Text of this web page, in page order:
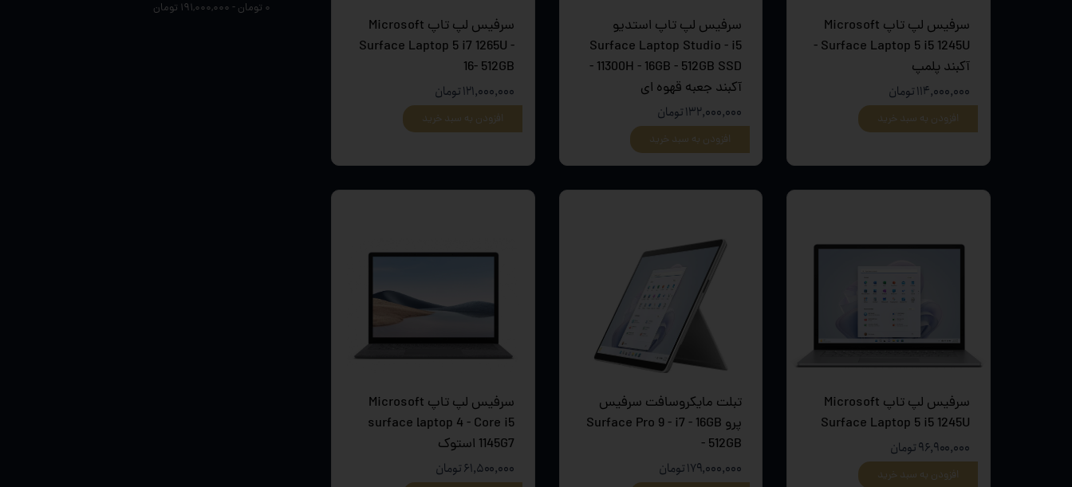
سرفیس لپ تاپ Microsoft
Surface Laptop 5 i5 1245U -
آکبند پلمپ
۱۱۴,۰۰۰,۰۰۰ تومان
افزودن به سبد خرید
سرفیس لپ تاپ استدیو
Surface Laptop Studio - i5
11300H - 16GB - 512GB SSD -
آکبند جعبه قهوه ای
۱۳۲,۰۰۰,۰۰۰ تومان
افزودن به سبد خرید
سرفیس لپ تاپ Microsoft
Surface Laptop 5 i7 1265U -
16- 512GB
۱۲۱,۰۰۰,۰۰۰ تومان
افزودن به سبد خرید
سرفیس لپ تاپ Microsoft
Surface Laptop 5 i5 1245U
۹۶,۹۰۰,۰۰۰ تومان
افزودن به سبد خرید
تبلت مایکروسافت سرفیس
پرو Surface Pro 9 - i7 - 16GB
- 512GB
۱۷۹,۰۰۰,۰۰۰ تومان
سرفیس لپ تاپ Microsoft
surface laptop 4 - Core i5
1145G7 استوک
۶۱,۵۰۰,۰۰۰ تومان
۰ تومان - ۱۹۱,۰۰۰,۰۰۰ تومان